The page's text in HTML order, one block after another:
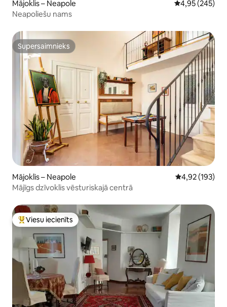
Mājoklis – Neapole Vidējais
4,95 (245)
Neapoliešu nams
Supersaimnieks
Supersaimnieks
Mājoklis – Neapole Vidējais
4,92 (193)
Mājīgs dzīvoklis vēsturiskajā centrā
Populārs viesu iecienīts mājoklis
Viesu iecienīts